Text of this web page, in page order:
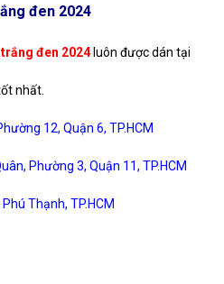
đen 2024
đen 2024 luôn được dán tại
nhất.
12, Quận 6, TP.HCM
Phường 3, Quận 11, TP.HCM
Thạnh, TP.HCM